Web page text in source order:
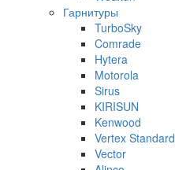
Гарнитуры
TurboSky
Comrade
Hytera
Motorola
Sirus
KIRISUN
Kenwood
Vertex Standard
Vector